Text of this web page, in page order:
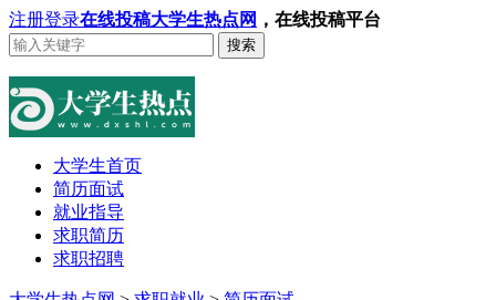
注册登录在线投稿大学生热点网 ，在线投稿平台
搜索
大学生首页
简历面试
就业指导
求职简历
求职招聘